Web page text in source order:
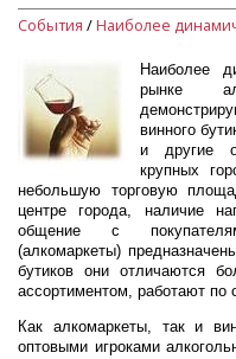
События /
Наиболее
рынке
винного
и другие
крупных
небольшую торговую
центре города, наличие
общение с
(алкомаркеты)
бутиков они отличаются
ассортиментом, работают по
Как алкомаркеты, так и
оптовыми игроками